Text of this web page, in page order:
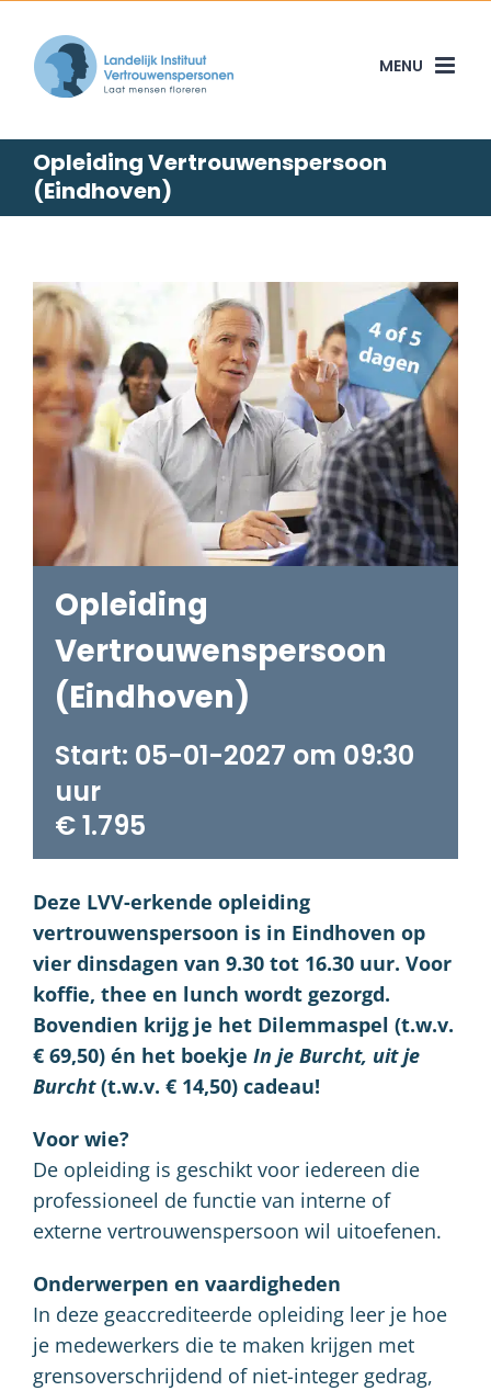
content
Opleiding Vertrouwenspersoon
(Eindhoven)
Opleiding
Vertrouwenspersoon
(Eindhoven)
05-01-2027 om 09:30
€ 1.795
Deze LVV-erkende opleiding
vertrouwenspersoon is in Eindhoven op
vier dinsdagen van 9.30 tot 16.30 uur. Voor
koffie, thee en lunch wordt gezorgd.
Bovendien krijg je het Dilemmaspel (t.w.v.
€ 69,50) én het boekje In je Burcht, uit je
Burcht(t.w.v. € 14,50) cadeau!
Voor wie?
De opleiding is geschikt voor iedereen die
professioneel de functie van interne of
externe vertrouwenspersoon wil uitoefenen.
Onderwerpen en vaardigheden
In deze geaccrediteerde opleiding leer je hoe
je medewerkers die te maken krijgen met
grensoverschrijdend of niet-integer gedrag,